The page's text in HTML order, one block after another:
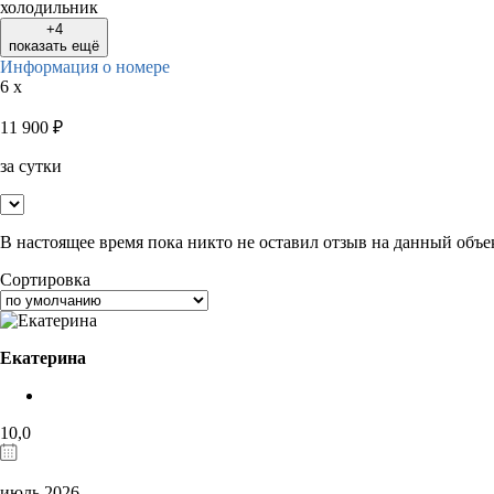
холодильник
+4
показать ещё
Информация о номере
6 x
11 900 ₽
за сутки
В настоящее время пока никто не оставил отзыв на данный
Сортировка
Екатерина
10,0